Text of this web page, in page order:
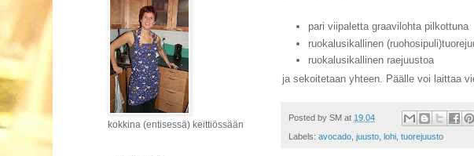
pari viipaletta graavilohta pilkottuna
ruokalusikallinen
ruokalusikallinen raejuustoa
ja sekoitetaan yhteen. Päälle voi laittaa
Posted by SM at 19.04
Labels: avocado juusto lohi tuorejuusto
kokkina (entisessä) keittiössään